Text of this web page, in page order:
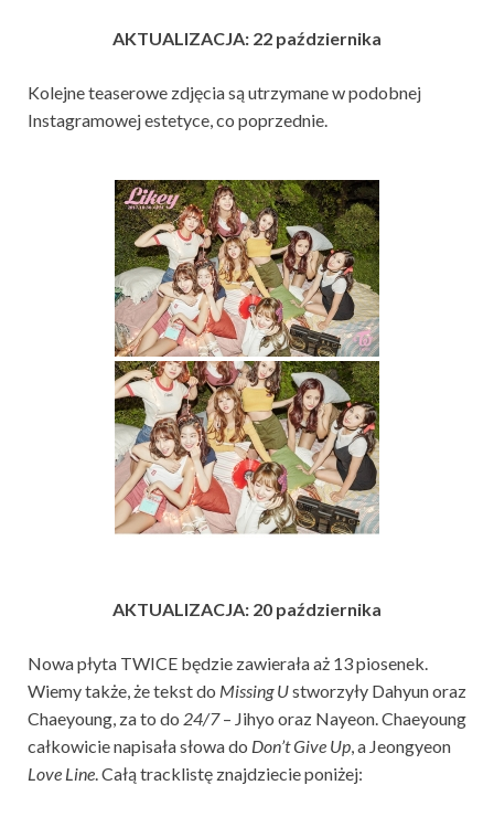
AKTUALIZACJA: 22 października
Kolejne teaserowe zdjęcia są utrzymane w podobnej
Instagramowej estetyce, co poprzednie.
AKTUALIZACJA: 20 października
Nowa płyta TWICE będzie zawierała aż 13 piosenek.
Wiemy także, że tekst do Missing Ustworzyły Dahyun oraz
Chaeyoung, za to do 24/7– Jihyo oraz Nayeon. Chaeyoung
całkowicie napisała słowa do Don’t Give Up, a Jeongyeon
Love Line. Całą tracklistę znajdziecie poniżej: